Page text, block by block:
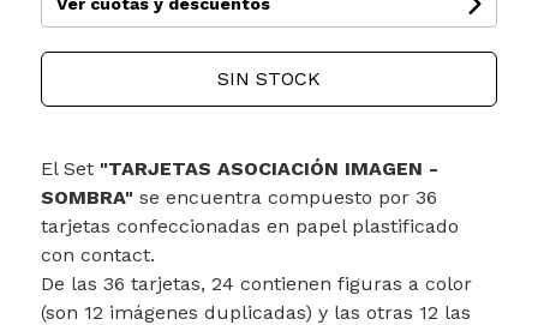
SIN STOCK
El Set "TARJETAS ASOCIACIÓN IMAGEN -
SOMBRA" se encuentra compuesto por 36
tarjetas confeccionadas en papel plastificado
con contact.
De las 36 tarjetas, 24 contienen figuras a color
(son 12 imágenes duplicadas) y las otras 12 las